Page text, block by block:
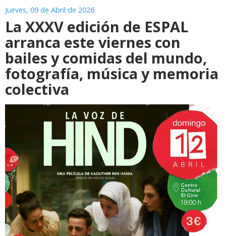
Jueves, 09 de Abril de 2026
La XXXV edición de ESPAL
arranca este viernes con
bailes y comidas del mundo,
fotografía, música y memoria
colectiva